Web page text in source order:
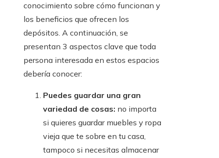
conocimiento sobre cómo funcionan y
los beneficios que ofrecen los
depósitos. A continuación, se
presentan 3 aspectos clave que toda
persona interesada en estos espacios
debería conocer:
Puedes guardar una gran
variedad de cosas: no importa
si quieres guardar muebles y ropa
vieja que te sobre en tu casa,
tampoco si necesitas almacenar